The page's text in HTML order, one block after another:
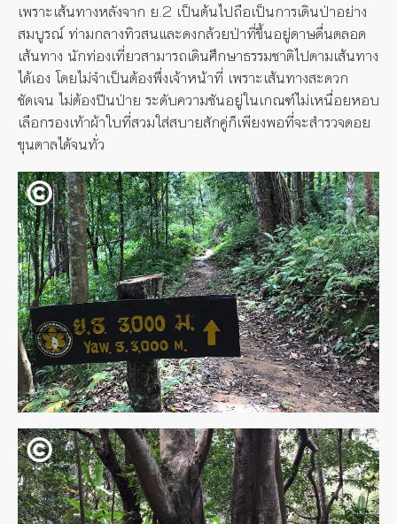
เพราะเส้นทางหลังจาก ย.2 เป็นต้นไปถือเป็นการเดินป่าอย่าง
สมบูรณ์ ท่ามกลางทิวสนและดงกล้วยป่าที่ขึ้นอยู่ดาษดื่นตลอด
เส้นทาง นักท่องเที่ยวสามารถเดินศึกษาธรรมชาติไปตามเส้นทาง
ได้เอง โดยไม่จำเป็นต้องพึ่งเจ้าหน้าที่ เพราะเส้นทางสะดวก
ชัดเจน ไม่ต้องปีนป่าย ระดับความชันอยู่ในเกณฑ์ไม่เหนื่อยหอบ
เลือกรองเท้าผ้าใบที่สวมใส่สบายสักคู่ก็เพียงพอที่จะสำรวจดอย
ขุนตาลได้จนทั่ว